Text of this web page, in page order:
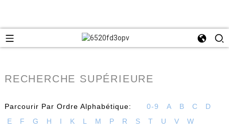
RECHERCHE SUPÉRIEURE
Parcourir Par Ordre Alphabétique: 0-9 A B C
D
E
F G H I K L M P R S T U V W